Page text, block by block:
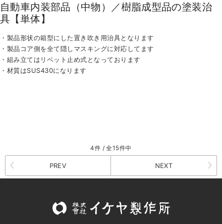
自動車内装部品（中物）／樹脂成型品の塗装治
具【単体】
・製品形状の箱型にした置き吹き用治具となります
・製品コア側を全て隠しマスキングに対応してます
・組み立てはリベット止め式となっております
・材質はSUS430になります
4件 / 全15件中
PREV NEXT